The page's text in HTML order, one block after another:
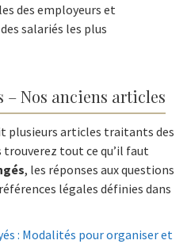
des employeurs et
salariés les plus
– Nos anciens articles
plusieurs articles traitants des
trouverez tout ce qu’il faut
, les réponses aux questions
légales définies dans
: Modalités pour organiser et